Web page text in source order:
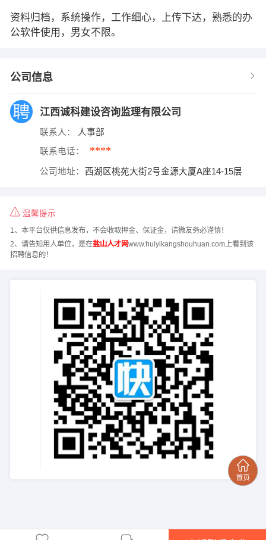
资料归档，系统操作，工作细心，上传下达，熟悉的办
公软件使用，男女不限。
公司信息
江西诚科建设咨询监理有限公司
联系人： 人事部
联系电话： ****
公司地址： 西湖区桃苑大街2号金源大厦A座14-15层
温馨提示
1、本平台仅供信息发布，不会收取押金、保证金，请微友务必谨慎！
2、请告知用人单位，是在盐山人才网www.huiyikangshouhuan.com上看到该
招聘信息的！